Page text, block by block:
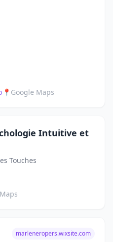
📍 Google Maps
Intuitive et
Touches
marleneropers.wixsite.com